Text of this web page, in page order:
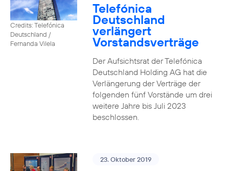
Credits: Telefónica
Deutschland /
Fernanda Vilela
Telefónica
Deutschland
verlängert
Vorstandsverträge
Der Aufsichtsrat der Telefónica
Deutschland Holding AG hat die
Verlängerung der Verträge der
folgenden fünf Vorstände um drei
weitere Jahre bis Juli 2023
beschlossen.
23. Oktober 2019